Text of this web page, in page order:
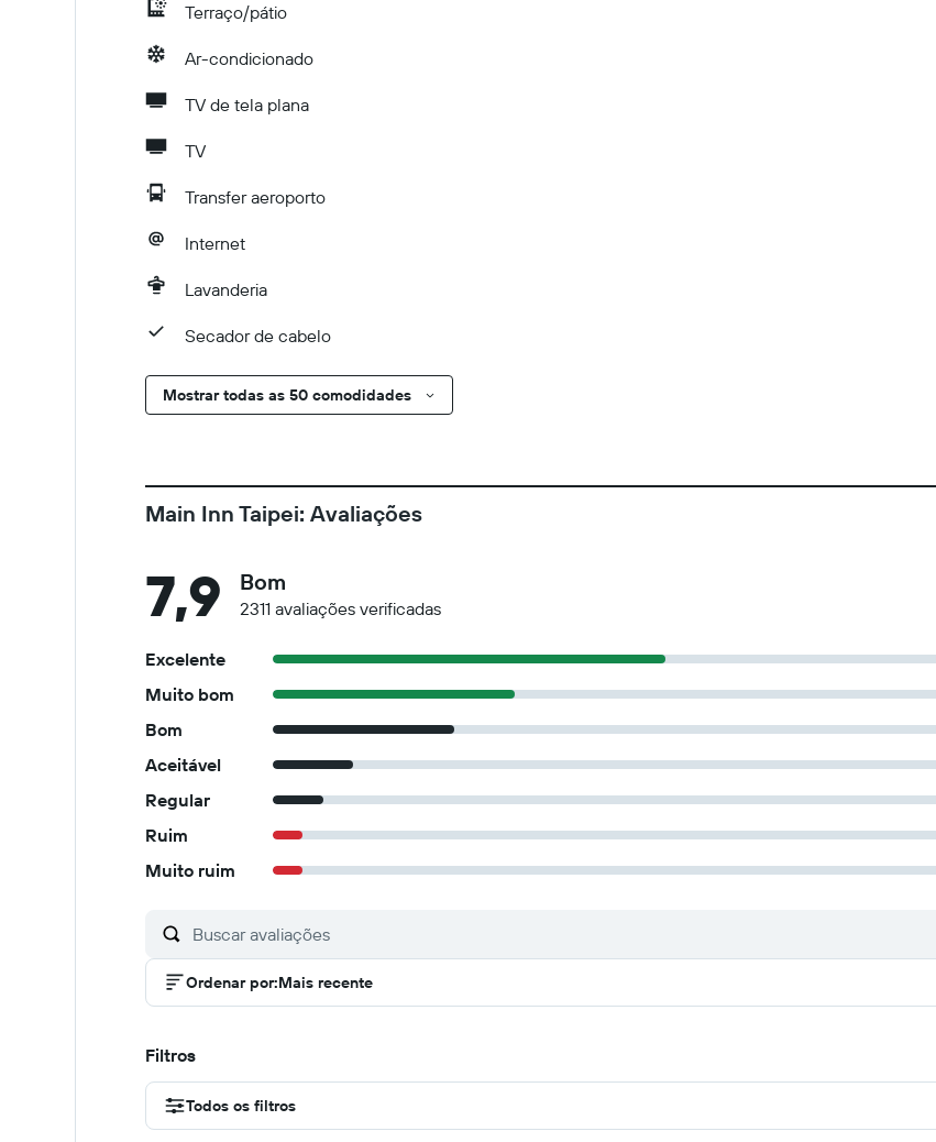
Terraço/pátio
Ar-condicionado
TV de tela plana
TV
Transfer aeroporto
Internet
Lavanderia
Secador de cabelo
Mostrar todas as 50 comodidades
Main Inn Taipei: Avaliações
7,9 Bom
2311 avaliações verificadas
Excelente
Muito bom
Bom
Aceitável
Regular
Ruim
Muito ruim
Ordenar por:Mais recente
Filtros
Todos os filtros